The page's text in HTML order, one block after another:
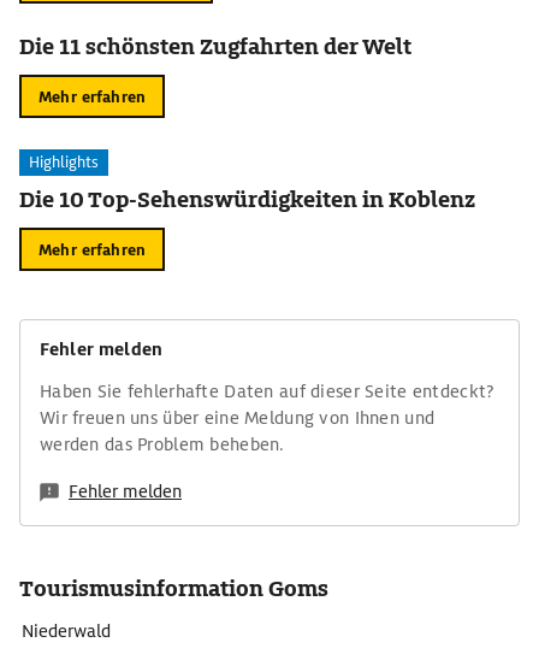
Die 11 schönsten Zugfahrten der Welt
Mehr erfahren
Highlights
Die 10 Top-Sehenswürdigkeiten in Koblenz
Mehr erfahren
Fehler melden
Haben Sie fehlerhafte Daten auf dieser Seite entdeckt?
Wir freuen uns über eine Meldung von Ihnen und
werden das Problem beheben.
Fehler melden
Tourismusinformation Goms
Niederwald